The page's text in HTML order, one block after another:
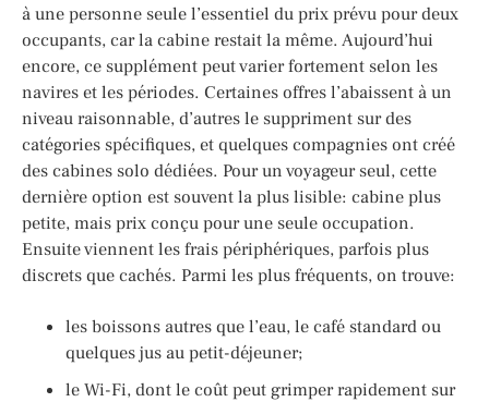
à une personne seule l’essentiel du prix prévu pour deux
occupants, car la cabine restait la même. Aujourd’hui
encore, ce supplément peut varier fortement selon les
navires et les périodes. Certaines offres l’abaissent à un
niveau raisonnable, d’autres le suppriment sur des
catégories spécifiques, et quelques compagnies ont créé
des cabines solo dédiées. Pour un voyageur seul, cette
dernière option est souvent la plus lisible: cabine plus
petite, mais prix conçu pour une seule occupation.
Ensuite viennent les frais périphériques, parfois plus
discrets que cachés. Parmi les plus fréquents, on trouve:
les boissons autres que l’eau, le café standard ou
quelques jus au petit-déjeuner;
le Wi-Fi, dont le coût peut grimper rapidement sur